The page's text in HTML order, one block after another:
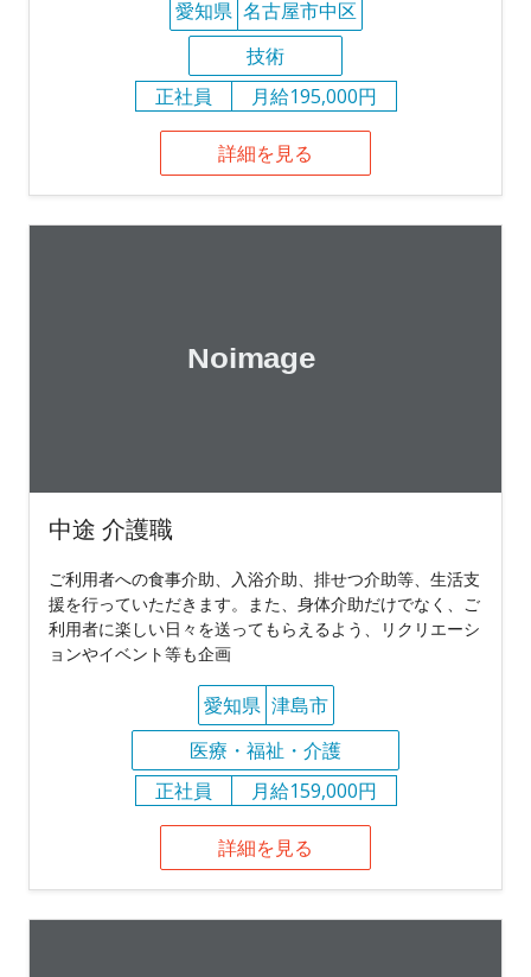
愛知県 名古屋市中区
技術
正社員
月給195,000円
詳細を見る
中途 介護職
ご利用者への食事介助、入浴介助、排せつ介助等、生活支
援を行っていただきます。また、身体介助だけでなく、ご
利用者に楽しい日々を送ってもらえるよう、リクリエーシ
ョンやイベント等も企画
愛知県 津島市
医療・福祉・介護
正社員
月給159,000円
詳細を見る